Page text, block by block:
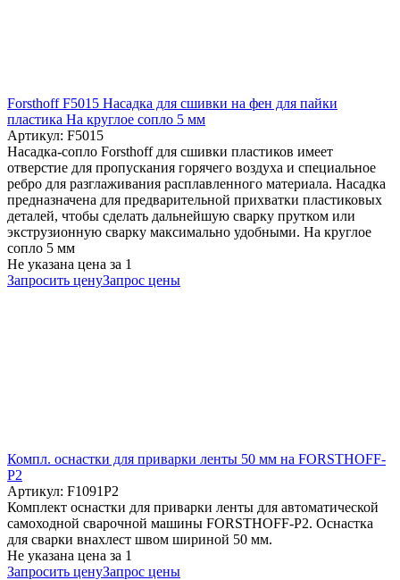
Forsthoff F5015 Насадка для сшивки на фен для пайки
пластика На круглое сопло 5 мм
Артикул: F5015
Насадка-сопло Forsthoff для сшивки пластиков имеет
отверстие для пропускания горячего воздуха и специальное
ребро для разглаживания расплавленного материала. Насадка
предназначена для предварительной прихватки пластиковых
деталей, чтобы сделать дальнейшую сварку прутком или
экструзионную сварку максимально удобными. На круглое
сопло 5 мм
Не указана цена за 1
Запросить ценуЗапрос цены
Компл. оснастки для приварки ленты 50 мм на FORSTHOFF-
P2
Артикул: F1091P2
Комплект оснастки для приварки ленты для автоматической
самоходной сварочной машины FORSTHOFF-P2. Оснастка
для сварки внахлест швом шириной 50 мм.
Не указана цена за 1
Запросить ценуЗапрос цены